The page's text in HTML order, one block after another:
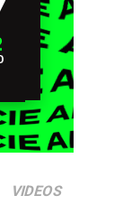
VIDEOS